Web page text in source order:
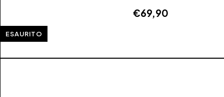
€69,90
ESAURITO